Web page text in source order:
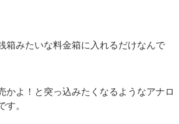
箱みたいな料金箱に入れるだけなんで
かよ！と突っ込みたくなるようなアナロ
す。